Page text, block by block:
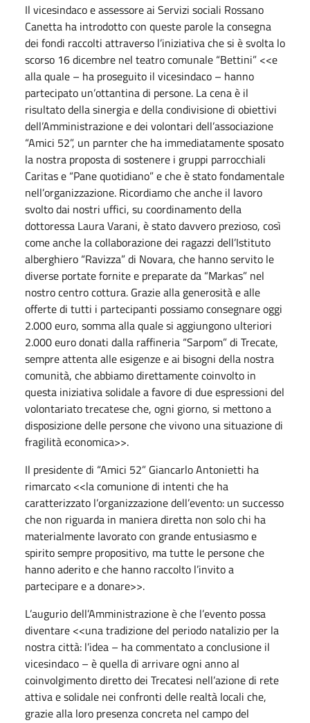
Il vicesindaco e assessore ai Servizi sociali Rossano
Canetta ha introdotto con queste parole la consegna
dei fondi raccolti attraverso l’iniziativa che si è svolta lo
scorso 16 dicembre nel teatro comunale “Bettini” <<e
alla quale – ha proseguito il vicesindaco – hanno
partecipato un’ottantina di persone. La cena è il
risultato della sinergia e della condivisione di obiettivi
dell’Amministrazione e dei volontari dell’associazione
“Amici 52”, un parnter che ha immediatamente sposato
la nostra proposta di sostenere i gruppi parrocchiali
Caritas e “Pane quotidiano” e che è stato fondamentale
nell’organizzazione. Ricordiamo che anche il lavoro
svolto dai nostri uffici, su coordinamento della
dottoressa Laura Varani, è stato davvero prezioso, così
come anche la collaborazione dei ragazzi dell’Istituto
alberghiero “Ravizza” di Novara, che hanno servito le
diverse portate fornite e preparate da “Markas” nel
nostro centro cottura. Grazie alla generosità e alle
offerte di tutti i partecipanti possiamo consegnare oggi
2.000 euro, somma alla quale si aggiungono ulteriori
2.000 euro donati dalla raffineria “Sarpom” di Trecate,
sempre attenta alle esigenze e ai bisogni della nostra
comunità, che abbiamo direttamente coinvolto in
questa iniziativa solidale a favore di due espressioni del
volontariato trecatese che, ogni giorno, si mettono a
disposizione delle persone che vivono una situazione di
fragilità economica>>.
Il presidente di “Amici 52” Giancarlo Antonietti ha
rimarcato <<la comunione di intenti che ha
caratterizzato l’organizzazione dell’evento: un successo
che non riguarda in maniera diretta non solo chi ha
materialmente lavorato con grande entusiasmo e
spirito sempre propositivo, ma tutte le persone che
hanno aderito e che hanno raccolto l’invito a
partecipare e a donare>>.
L’augurio dell’Amministrazione è che l’evento possa
diventare <<una tradizione del periodo natalizio per la
nostra città: l’idea – ha commentato a conclusione il
vicesindaco – è quella di arrivare ogni anno al
coinvolgimento diretto dei Trecatesi nell’azione di rete
attiva e solidale nei confronti delle realtà locali che,
grazie alla loro presenza concreta nel campo del